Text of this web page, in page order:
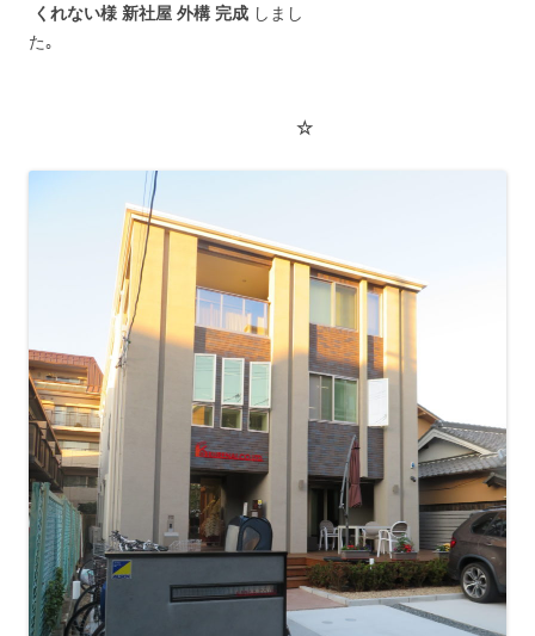
くれない様 新社屋 外構 完成 しまし
た｡
☆